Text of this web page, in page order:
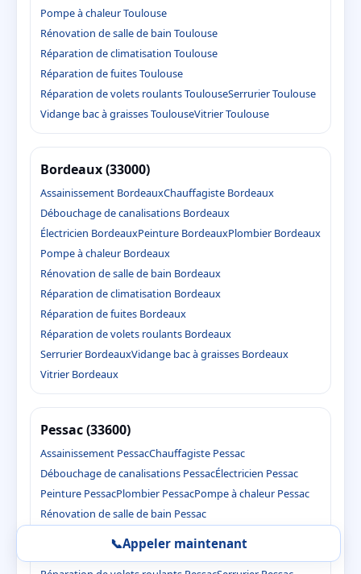
Pompe à chaleur Toulouse
Rénovation de salle de bain Toulouse
Réparation de climatisation Toulouse
Réparation de fuites Toulouse
Réparation de volets roulants ToulouseSerrurier Toulouse
Vidange bac à graisses ToulouseVitrier Toulouse
Bordeaux (33000)
Assainissement BordeauxChauffagiste Bordeaux
Débouchage de canalisations Bordeaux
Électricien BordeauxPeinture BordeauxPlombier Bordeaux
Pompe à chaleur Bordeaux
Rénovation de salle de bain Bordeaux
Réparation de climatisation Bordeaux
Réparation de fuites Bordeaux
Réparation de volets roulants Bordeaux
Serrurier BordeauxVidange bac à graisses Bordeaux
Vitrier Bordeaux
Pessac (33600)
Assainissement PessacChauffagiste Pessac
Débouchage de canalisations PessacÉlectricien Pessac
Peinture PessacPlombier PessacPompe à chaleur Pessac
Rénovation de salle de bain Pessac
Réparation de fuites Pessac
📞Appeler maintenant